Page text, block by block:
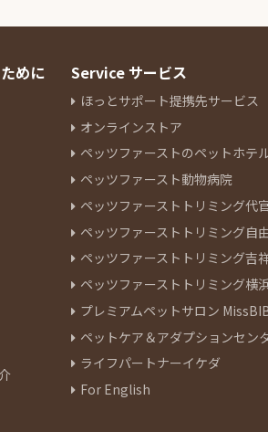
めに Service サービス
ほっとサポート提携先サービス
オンラインストア
ペッツファーストのペットホテ
ペッツファースト動物病院
ペッツファーストトリミング代
ペッツファーストトリミング自
ペッツファーストトリミング吉
ペッツファーストトリミング横
プレミアムペットサロン
ペットケア＆アダプションセン
ライフパートナーイケダ
For English